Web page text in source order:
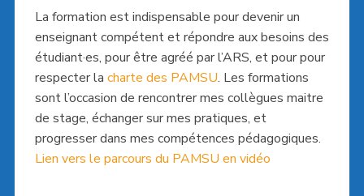
La formation est indispensable pour devenir un
enseignant compétent et répondre aux besoins des
étudiant·es, pour être agréé par l’ARS, et pour pour
respecter la charte des PAMSU. Les formations
sont l’occasion de rencontrer mes collègues maitre
de stage, échanger sur mes pratiques, et
progresser dans mes compétences pédagogiques.
Lien vers le parcours du PAMSU en vidéo